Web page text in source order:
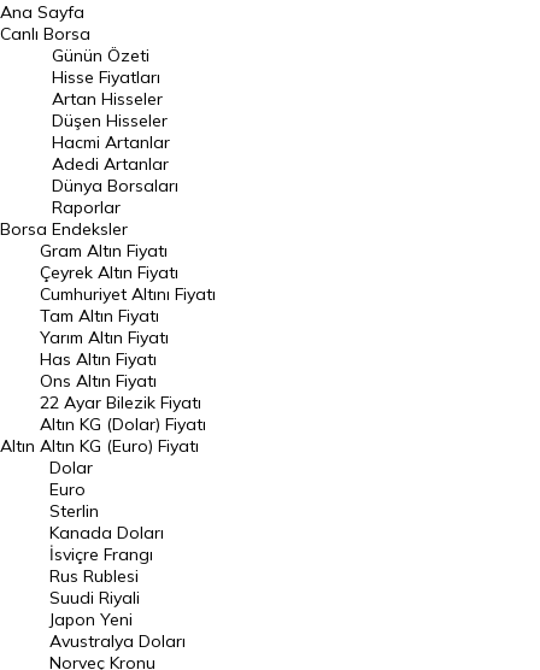
BIST 100 Hisseleri
En Çok Artan Hisseler
En Çok Düşen Hisseler
Hacmi Artanlar
Geçmiş Kapanışlar
Dünya Borsaları
Raporlar
Endeksler
DÖVİZ
Döviz Kuru
Dolar Kuru
Euro Kuru
Pound Kuru
Frank Kuru
Riyal Kuru
Avustralya Doları
Danimarka Kronu Kuru
Ana Sayfa
Canlı Borsa
Borsa
Günün Özeti
Hisse Fiyatları
Artan Hisseler
Düşen Hisseler
Hacmi Artanlar
Adedi Artanlar
Dünya Borsaları
Raporlar
Endeksler
Altın
Gram Altın Fiyatı
Çeyrek Altın Fiyatı
Cumhuriyet Altını Fiyatı
Tam Altın Fiyatı
Yarım Altın Fiyatı
Has Altın Fiyatı
Ons Altın Fiyatı
22 Ayar Bilezik Fiyatı
Altın KG (Dolar) Fiyatı
Altın KG (Euro) Fiyatı
Dolar
Euro
Sterlin
Kanada Doları
İsviçre Frangı
Rus Rublesi
Suudi Riyali
Japon Yeni
Avustralya Doları
Norveç Kronu